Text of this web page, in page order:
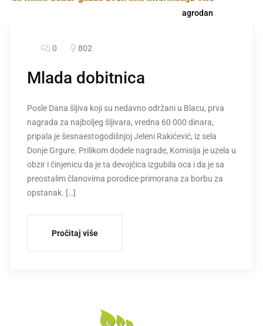
agrodan
0 802
Mlada dobitnica
Posle Dana šljiva koji su nedavno održani u Blacu, prva
nagrada za najboljeg šljivara, vredna 60 000 dinara,
pripala je šesnaestogodišnjoj Jeleni Rakićević, iz sela
Donje Grgure. Prilikom dodele nagrade, Komisija je uzela u
obzir i činjenicu da je ta devojčica izgubila oca i da je sa
preostalim članovima porodice primorana za borbu za
opstanak. […]
Pročitaj više